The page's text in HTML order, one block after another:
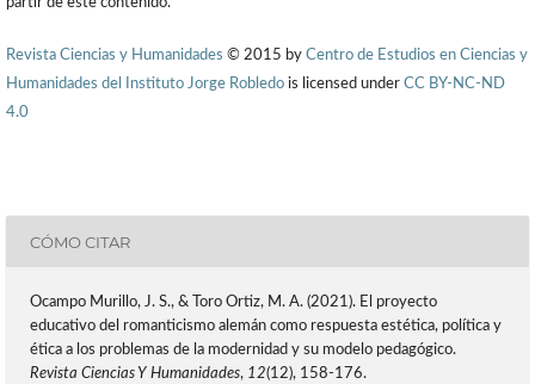
partir de este contenido.
Revista Ciencias y Humanidades © 2015 by Centro de Estudios en Ciencias y
Humanidades del Instituto Jorge Robledo is licensed under CC BY-NC-ND
4.0
CÓMO CITAR
Ocampo Murillo, J. S., & Toro Ortiz, M. A. (2021). El proyecto
educativo del romanticismo alemán como respuesta estética, política y
ética a los problemas de la modernidad y su modelo pedagógico.
Revista Ciencias Y Humanidades, 12(12), 158-176.